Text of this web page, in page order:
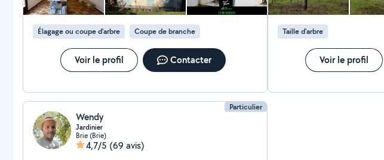
Élagage ou coupe d'arbre Coupe de branche
Voir le profil Contacter
Taille d'arbre
Voir le profil
Particulier
Wendy
Jardinier
Brie (Brie)
4,7/5 (69 avis)